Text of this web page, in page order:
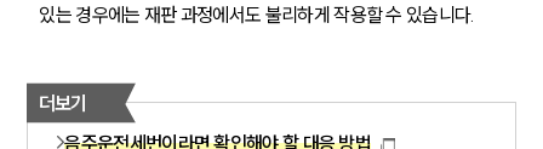
있는 경우에는 재판 과정에서도 불리하게 작용할 수 있습니다.
더보기
음주운전세번이라면 확인해야 할 대응 방법